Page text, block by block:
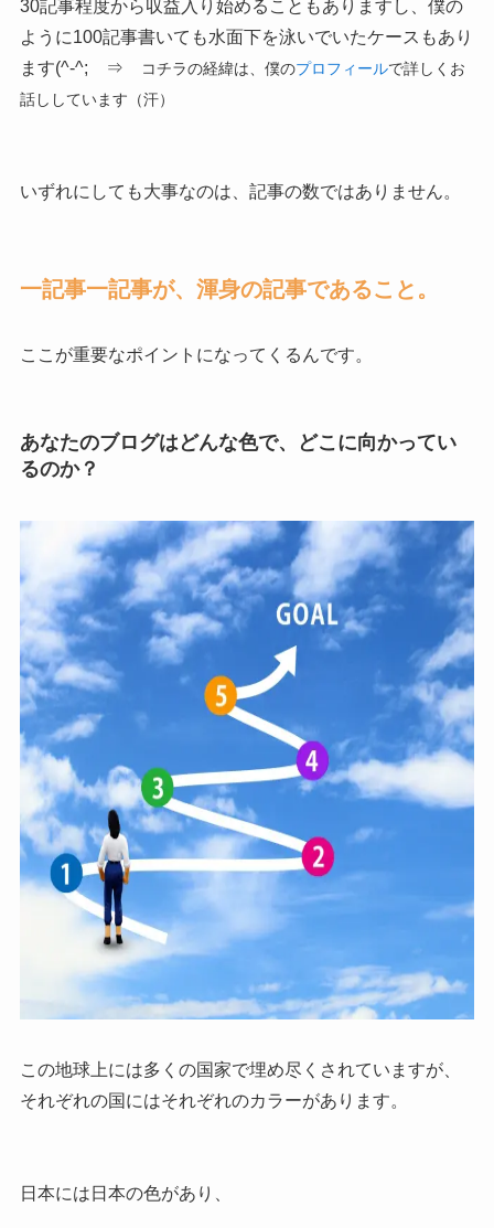
30記事程度から収益入り始めることもありますし、僕の
ように100記事書いても水面下を泳いでいたケースもあり
ます(^-^; ⇒
コチラの経緯は、僕のプロフィールで詳しくお
話ししています（汗）
いずれにしても大事なのは、記事の数ではありません。
一記事一記事が、渾身の記事であること。
ここが重要なポイントになってくるんです。
あなたのブログはどんな色で、どこに向かってい
るのか？
この地球上には多くの国家で埋め尽くされていますが、
それぞれの国にはそれぞれのカラーがあります。
日本には日本の色があり、